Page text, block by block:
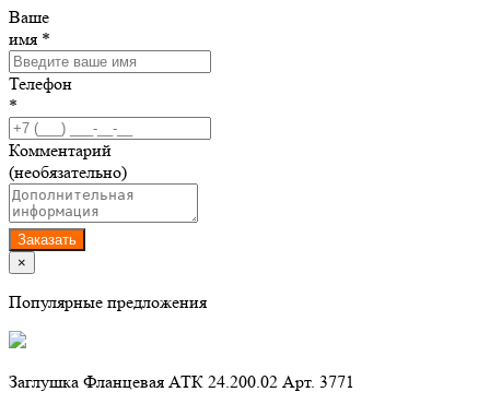
Ваше
имя *
Телефон
*
Комментарий
(необязательно)
Заказать
×
Популярные предложения
Заглушка Фланцевая АТК 24.200.02 Арт. 3771